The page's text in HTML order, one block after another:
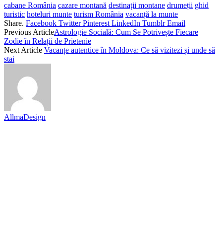
cabane România cazare montană destinații montane drumeții ghid
turistic hoteluri munte turism România vacanță la munte
Share. Facebook Twitter Pinterest LinkedIn Tumblr Email
Previous ArticleAstrologie Socială: Cum Se Potrivește Fiecare
Zodie în Relații de Prietenie
Next Article Vacanțe autentice în Moldova: Ce să vizitezi și unde să
stai
AllmaDesign